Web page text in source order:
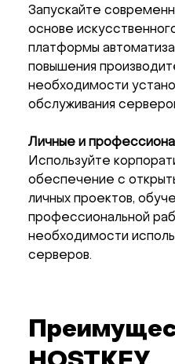
Запускайте
основе
платформы
повышения
необходимости
обслуживания
Личные и
Используйте
обеспечение с
личных проектов,
профессиональной
необходимости
серверов.